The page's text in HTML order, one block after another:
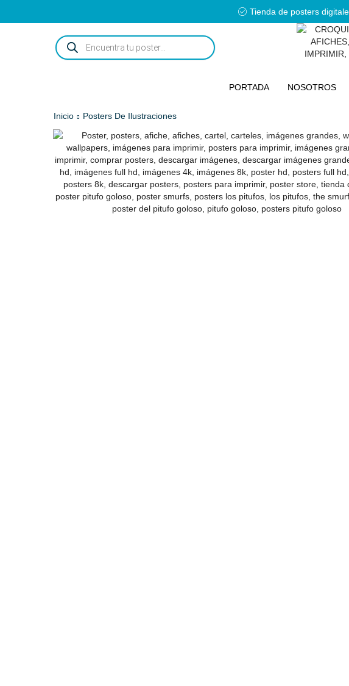
Tienda de posters
ENCUENTRA
TU
POSTER...
PORTADA NOSOTROS
Inicio Posters De Ilustraciones